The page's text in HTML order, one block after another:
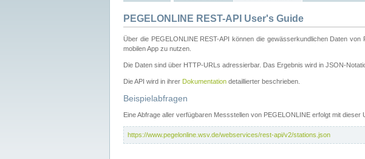
PEGELONLINE REST-API User's Guide
Über die PEGELONLINE REST-API können die gewässerkundlichen Daten
mobilen App zu nutzen.
Die Daten sind über HTTP-URLs adressierbar. Das Ergebnis wird in JSON-
Die API wird in ihrer Dokumentation detaillierter beschrieben.
Beispielabfragen
Eine Abfrage aller verfügbaren Messstellen von PEGELONLINE erfolgt mit dieser
https://www.pegelonline.wsv.de/webservices/rest-api/v2/stations.json